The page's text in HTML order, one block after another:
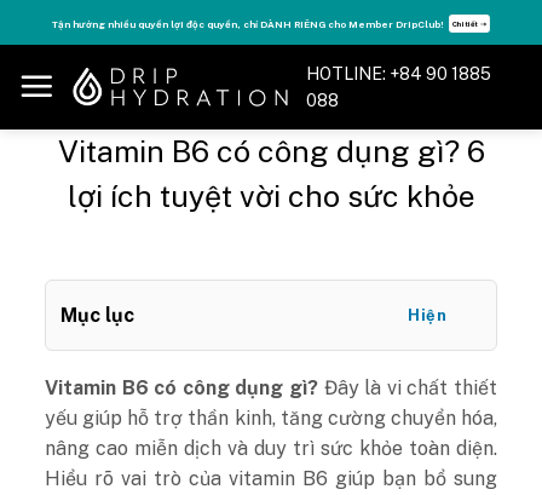
to
content
Tận hưởng nhiều quyền lợi độc quyền, chỉ DÀNH RIÊNG cho Member DripClub! Chi tiết ➝
HOTLINE: +84 90 1885
088
Vitamin B6 có công dụng gì? 6
lợi ích tuyệt vời cho sức khỏe
Mục lục Hiện
Vitamin B6 có công dụng gì? Đây là vi chất thiết
yếu giúp hỗ trợ thần kinh, tăng cường chuyển hóa,
nâng cao miễn dịch và duy trì sức khỏe toàn diện.
Hiểu rõ vai trò của vitamin B6 giúp bạn bổ sung